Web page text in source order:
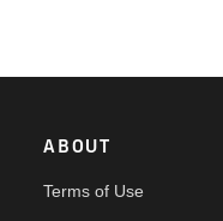
ABOUT
Terms of Use